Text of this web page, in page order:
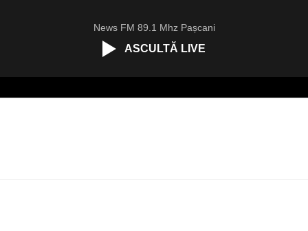
News FM 89.1 Mhz Pașcani
ASCULTĂ LIVE